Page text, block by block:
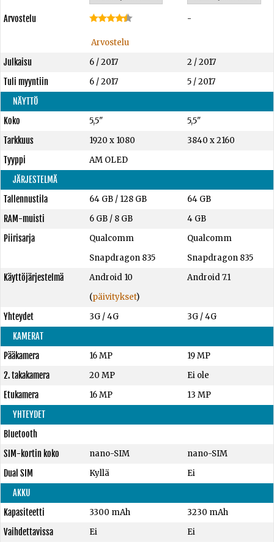
Arvostelu
Arvostelu
-
Julkaisu 6 / 2017
2 / 2017
Tuli myyntiin
6 / 2017
5 / 2017
NÄYTTÖ
Koko
5,5"
5,5"
Tarkkuus
1920 x 1080
3840 x 2160
Tyyppi
AM OLED
JÄRJESTELMÄ
Tallennustila
64 GB/ 128 GB
64 GB
RAM-muisti
6 GB/ 8 GB
4 GB
Piirisarja
Qualcomm
Snapdragon 835
Qualcomm
Snapdragon 835
Käyttöjärjestelmä
Android 10
(päivitykset)
Android 7.1
Yhteydet 3G / 4G
3G / 4G
KAMERAT
Pääkamera
16 MP
19 MP
2. takakamera
20 MP
Ei ole
Etukamera
16 MP
13 MP
YHTEYDET
Bluetooth
SIM-kortin koko
nano-SIM
nano-SIM
Dual SIM
Kyllä
Ei
AKKU
Kapasiteetti
3300 mAh
3230 mAh
Vaihdettavissa
Ei
Ei